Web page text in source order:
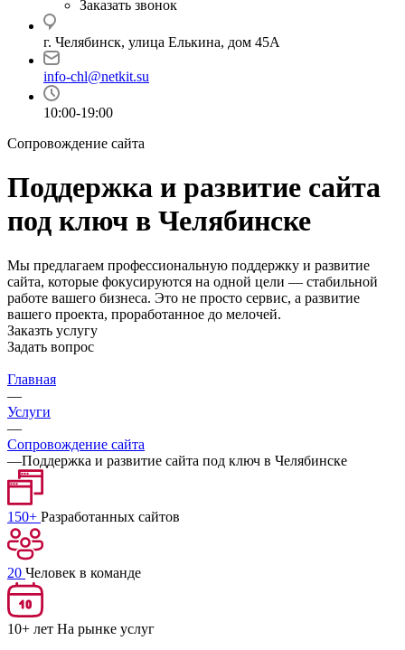
Заказать звонок
г. Челябинск, улица Елькина, дом 45А
info-chl@netkit.su
10:00-19:00
Сопровождение сайта
Поддержка и развитие сайта
под ключ в Челябинске
Мы предлагаем профессиональную поддержку и развитие
сайта, которые фокусируются на одной цели — стабильной
работе вашего бизнеса. Это не просто сервис, а развитие
вашего проекта, проработанное до мелочей.
Заказть услугу
Задать вопрос
Главная
—
Услуги
—
Сопровождение сайта
—Поддержка и развитие сайта под ключ в Челябинске
150+ Разработанных сайтов
20 Человек в команде
10+ лет На рынке услуг